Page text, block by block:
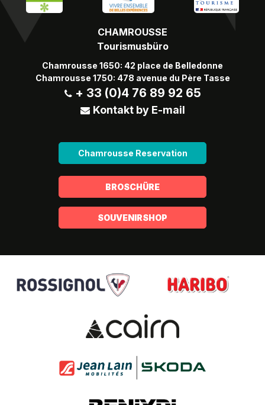
CHAMROUSSE
Tourismusbüro
Chamrousse 1650: 42 place de Belledonne
Chamrousse 1750: 478 avenue du Père Tasse
+ 33 (0)4 76 89 92 65
Kontakt by E-mail
Chamrousse Reservation
BROSCHÜRE
SOUVENIRSHOP